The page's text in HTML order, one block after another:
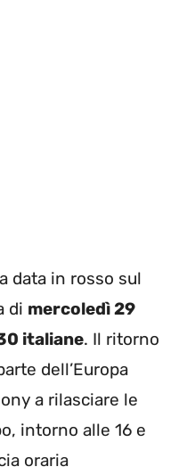
data in rosso sul
di mercoledì 29
italiane. Il ritorno
dell’Europa
a rilasciare le
intorno alle 16 e
oraria